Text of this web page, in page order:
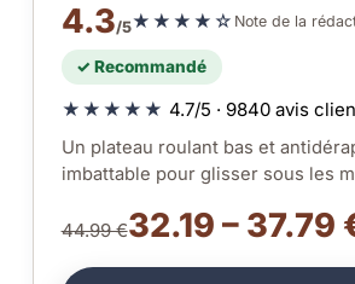
4.3/5★★★★☆ Note de la
✓ Recommandé
★★★★★ 4.7/5 · 9840 avis
Un plateau roulant bas et
imbattable pour glisser sous les
44.99 €32.19 – 37.79